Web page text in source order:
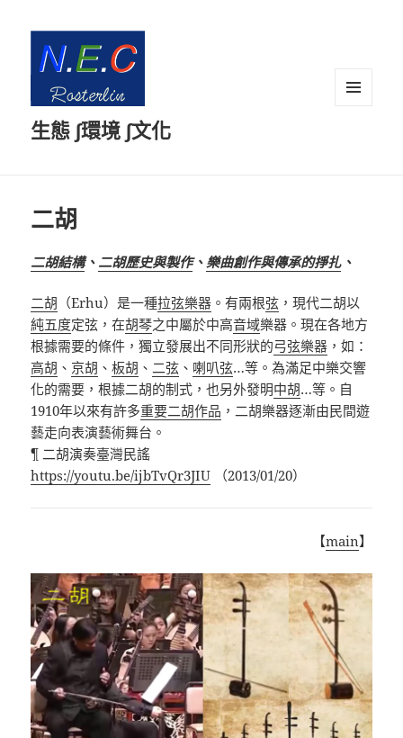
生態 ∫環境 ∫文化
二胡
二胡結構、 二胡歷史與製作、樂曲創作與傳承的掙扎、
二胡 （Erhu）是一種拉弦樂器 。有兩根弦 ，現代二胡以
純五度定弦 ，在胡琴之中屬於中高音域樂器。現在各地方
根據需要的條件，獨立發展出不同形狀的弓弦樂器 ，如 ：
高胡 、 京胡 、板胡 、二弦 、 喇叭弦…等。為滿足中樂交響
化的需要，根據二胡的制式，也另外發明中胡…等。自
1910年以來有許多重要二胡作品 ，二胡樂器逐漸由民間遊
藝走向表演藝術舞台。
¶二胡演奏臺灣民謠
https://youtu.be/ijbTvQr3JIU
（2013/01/20）
【main】